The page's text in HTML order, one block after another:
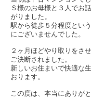
Ｓ様のお母様と３人でお
がりました。
駅から徒歩５分程度とい
にございませんでした。
２ヶ月ほどやり取りをさ
ご決断されました。
新しいお住まいで快適な
おります。
この度は、本当にありが